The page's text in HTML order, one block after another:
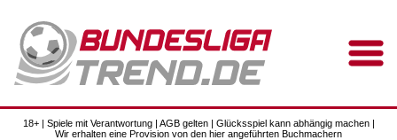
18+ | Spiele mit Verantwortung | AGB gelten | Glücksspiel kann abhängig machen |
Wir erhalten eine Provision von den hier angeführten Buchmachern